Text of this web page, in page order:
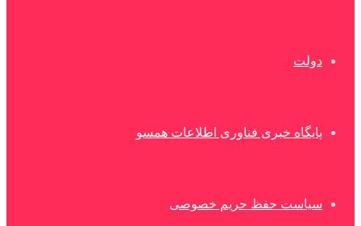
دولت
پایگاه خبری فناوری اطلاعات همسو
سیاست حفظ حریم خصوصی